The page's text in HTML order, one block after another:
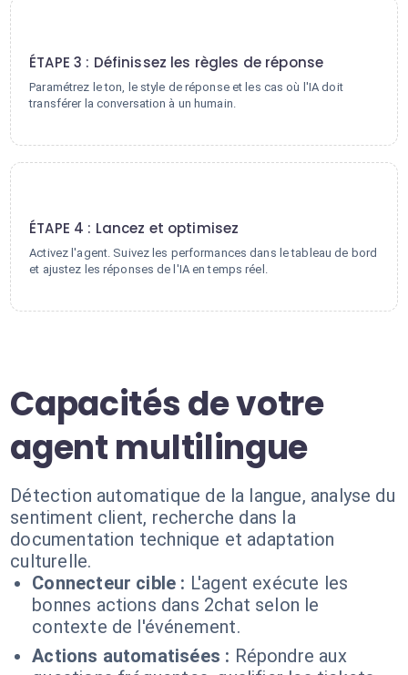
ÉTAPE 3 : Définissez les règles de réponse
Paramétrez le ton, le style de réponse et les cas où l'IA doit
transférer la conversation à un humain.
ÉTAPE 4 : Lancez et optimisez
Activez l'agent. Suivez les performances dans le tableau de bord
et ajustez les réponses de l'IA en temps réel.
Capacités de votre
agent multilingue
Détection automatique de la langue, analyse du
sentiment client, recherche dans la
documentation technique et adaptation
culturelle.
Connecteur cible : L'agent exécute les
bonnes actions dans 2chat selon le
contexte de l'événement.
Actions automatisées : Répondre aux